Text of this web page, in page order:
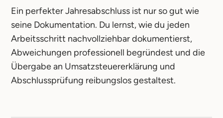
Ein perfekter Jahresabschluss ist nur so gut wie
seine Dokumentation. Du lernst, wie du jeden
Arbeitsschritt nachvollziehbar dokumentierst,
Abweichungen professionell begründest und die
Übergabe an Umsatzsteuererklärung und
Abschlussprüfung reibungslos gestaltest.